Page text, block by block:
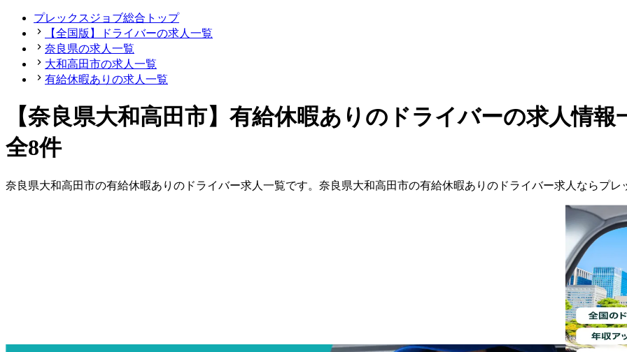
プレックスジョブ総合トップ
【全国版】ドライバーの求人一覧
奈良県の求人一覧
大和高田市の求人一覧
有給休暇ありの求人一覧
【奈良県大和高田市】有給休暇ありのドライバーの求人情報
全8件
奈良県大和高田市の有給休暇ありの ドライバー求人一覧です。 奈良県大和高田市の有給休暇ありの ドライバー求人ならプレ